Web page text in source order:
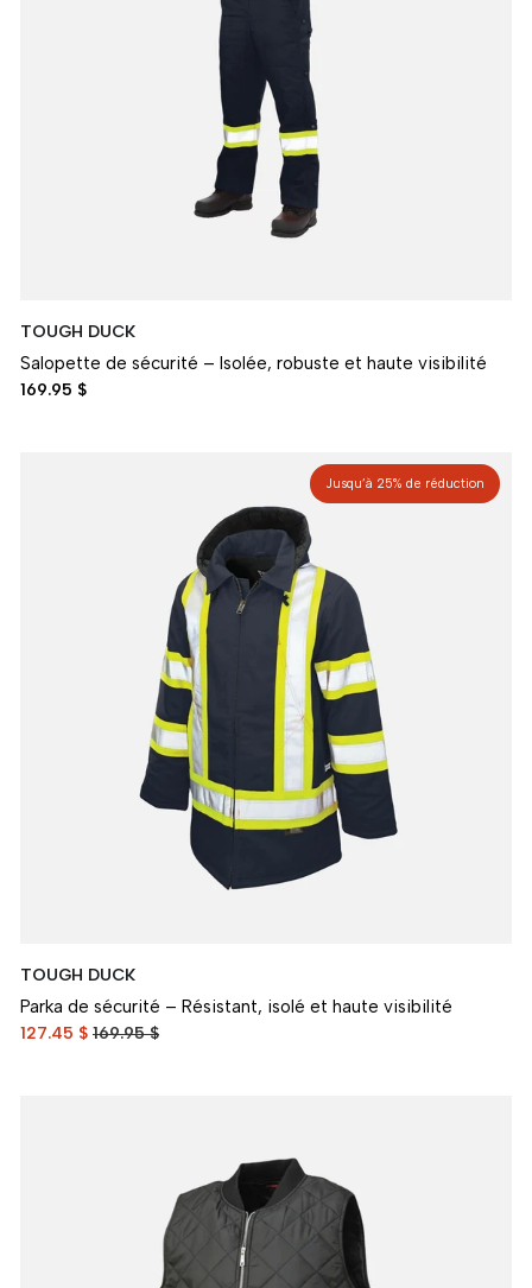
TOUGH DUCK
Salopette de sécurité – Isolée, robuste et haute visibilité
169.95 $
Jusqu’à 25% de réduction
TOUGH DUCK
Parka de sécurité – Résistant, isolé et haute visibilité
127.45 $ 169.95 $